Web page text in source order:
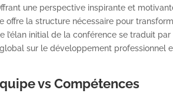
une perspective inspirante et
offre la structure nécessaire pour
l’élan initial de la conférence se traduit par
sur le développement professionnel
vs Compétences